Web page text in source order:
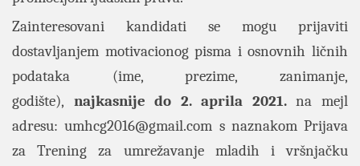
Zainteresovani kandidati se mogu prijaviti
dostavljanjem motivacionog pisma i osnovnih ličnih
podataka (ime, prezime, zanimanje,
godište), najkasnije do 2. aprila 2021.na mejl
adresu:umhcg2016@gmail.com s naznakom Prijava
za Trening za umrežavanje mladih i vršnjačku